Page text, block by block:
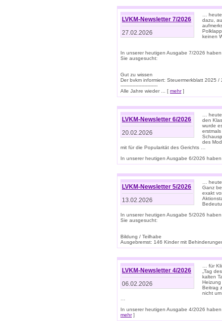
LVKM-Newsletter 7/2026
27.02.2026
…
dazu,
keinen
In unserer heutigen Ausgabe 7/2026
Sie ausgesucht:
Gut zu wissen
Der bvkm informiert: Steuermerkblatt 2025 /
-------------------------
Alle Jahre wieder ... [ mehr]
LVKM-Newsletter 6/2026
20.02.2026
…
den
wurde
des
mit für die Popularität des Gerichts …
In unserer heutigen Ausgabe 6/2026
LVKM-Newsletter 5/2026
13.02.2026
…
Ganz
exakt
In unserer heutigen Ausgabe 5/2026
Sie ausgesucht:
Bildung / Teilhabe
Ausgebremst: 146 Kinder mit
LVKM-Newsletter 4/2026
06.02.2026
… für
„Tag
kalten
Beitrag
nicht
In unserer heutigen Ausgabe 4/2026
mehr]